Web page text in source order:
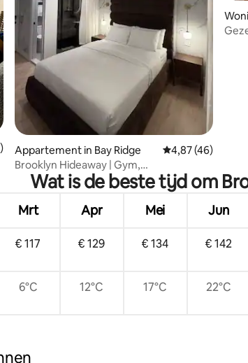
beoordeling van 4,94 op 5, 107 recensies
Appartement in Bay Ridge Gemiddelde
4,87 (46)
Brooklyn Hideaway | Gym,
spelletjeskamer en gemakkelijk vervoer
Wat is de beste tijd om
Mrt Apr Mei Jun
€ 117 € 129 € 134 € 142
6°C 12°C 17°C 22°C